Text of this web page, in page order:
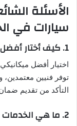
الأسئلة
سيارات في
1. كيف أختار أفضل ميكانيكي سيارات في الخبر؟
اختيار أفضل
توفر فنيين
التأكد من تقديم
2. ما هي الخدمات التي يقدمها الميكانيكي في الخبر؟